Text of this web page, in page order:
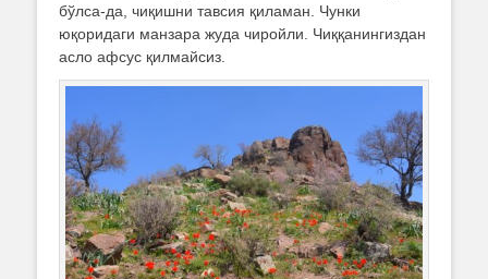
бўлса-да, чиқишни тавсия қиламан. Чунки
юқоридаги манзара жуда чиройли. Чиққанингиздан
асло афсус қилмайсиз.